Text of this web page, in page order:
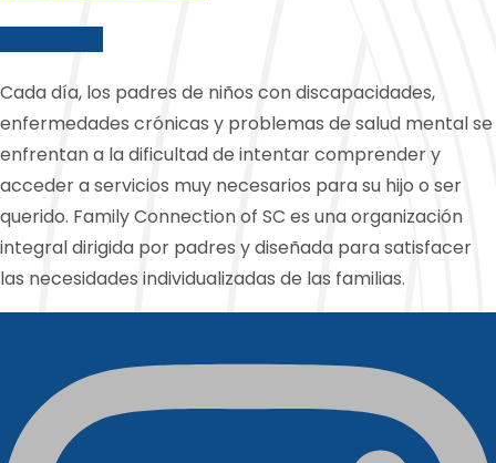
Cada día, los padres de niños con discapacidades,
enfermedades crónicas y problemas de salud mental se
enfrentan a la dificultad de intentar comprender y
acceder a servicios muy necesarios para su hijo o ser
querido. Family Connection of SC es una organización
integral dirigida por padres y diseñada para satisfacer
las necesidades individualizadas de las familias.